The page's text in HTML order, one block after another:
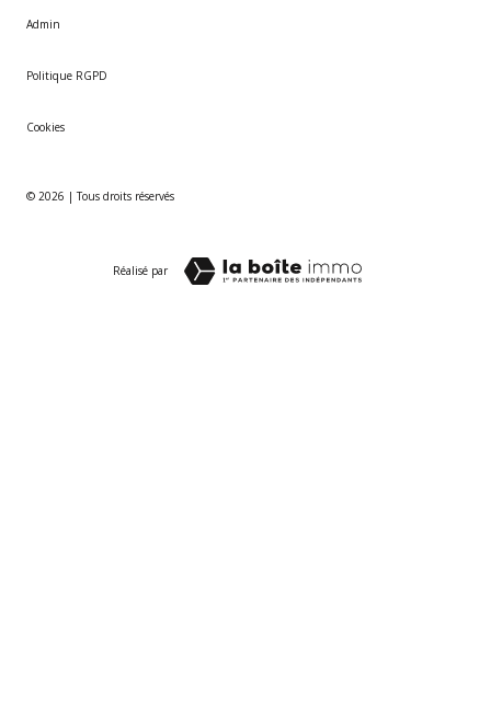
Admin
Politique RGPD
Cookies
© 2026 | Tous droits réservés
Réalisé par